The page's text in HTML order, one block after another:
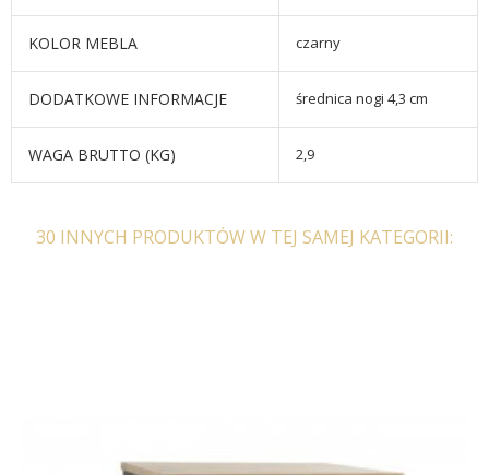
KOLOR MEBLA czarny
DODATKOWE INFORMACJE średnica nogi 4,3 cm
WAGA BRUTTO (KG) 2,9
30 INNYCH PRODUKTÓW W TEJ SAMEJ KATEGORII: